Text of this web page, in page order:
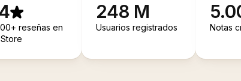
reseñas en
248 M
Usuarios registrados Notas